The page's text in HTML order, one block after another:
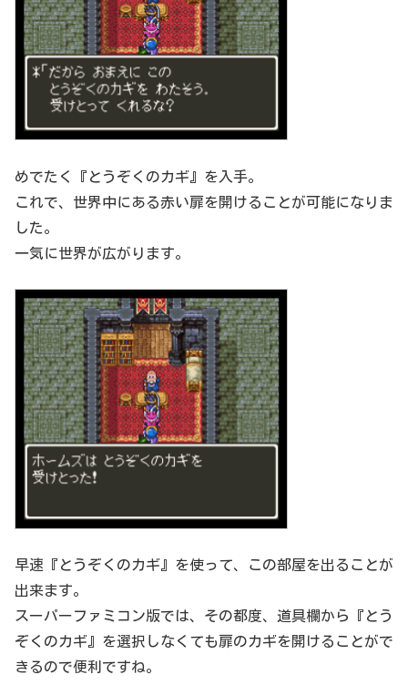
めでたく『とうぞくのカギ』を入手。
これで、世界中にある赤い扉を開けることが可能になりま
した。
一気に世界が広がります。
早速『とうぞくのカギ』を使って、この部屋を出ることが
出来ます。
スーパーファミコン版では、その都度、道具欄から『とう
ぞくのカギ』を選択しなくても扉のカギを開けることがで
きるので便利ですね。